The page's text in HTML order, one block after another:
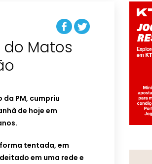
do Matos
PM, cumpriu
de hoje em
tentada, em
em uma rede e